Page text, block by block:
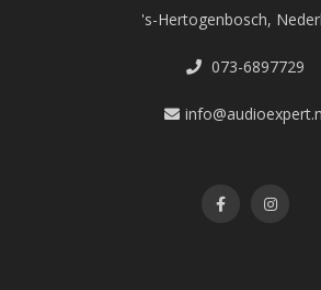
's-Hertogenbosch,
073-6897729